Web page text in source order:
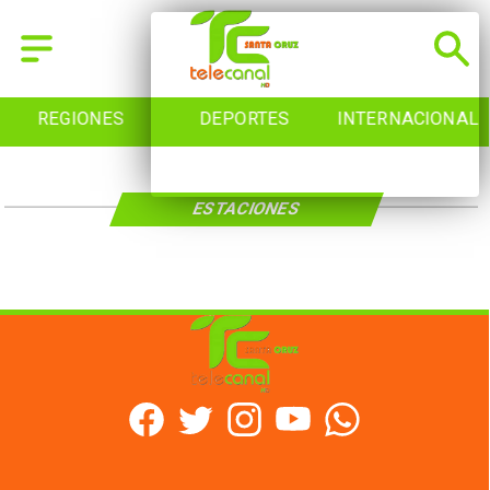
REGIONES DEPORTES INTERNACIONAL
ESTACIONES